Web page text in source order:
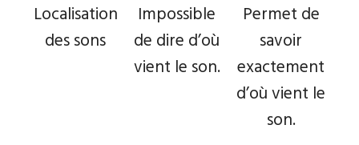
Localisation
des sons
Impossible
de dire d’où
vient le son.
Permet de
savoir
exactement
d’où vient le
son.